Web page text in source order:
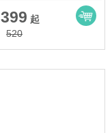
399 起
520